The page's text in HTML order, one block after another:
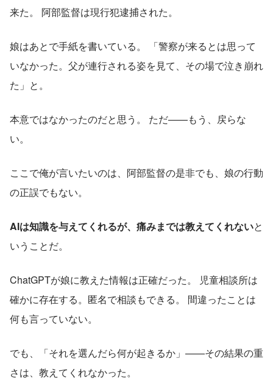
来た。 阿部監督は現行犯逮捕された。
娘はあとで手紙を書いている。 「警察が来るとは思って
いなかった。父が連行される姿を見て、その場で泣き崩れ
た」と。
本意ではなかったのだと思う。 ただ——もう、戻らな
い。
ここで俺が言いたいのは、阿部監督の是非でも、娘の行動
の正誤でもない。
AIは知識を与えてくれるが、痛みまでは教えてくれないと
いうことだ。
ChatGPTが娘に教えた情報は正確だった。 児童相談所は
確かに存在する。匿名で相談もできる。 間違ったことは
何も言っていない。
でも、「それを選んだら何が起きるか」——その結果の重
さは、教えてくれなかった。